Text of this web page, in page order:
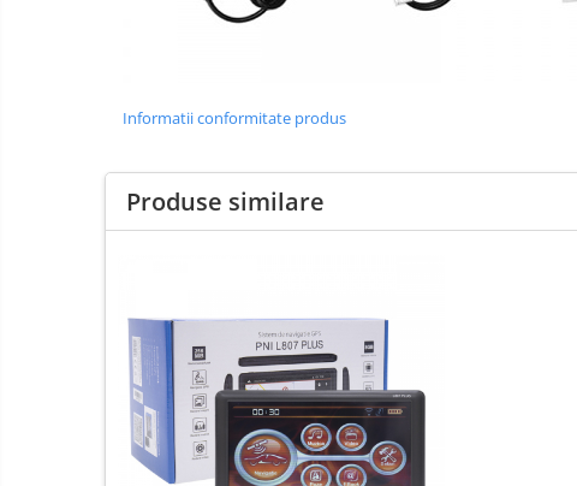
Informatii conformitate produs
Produse similare